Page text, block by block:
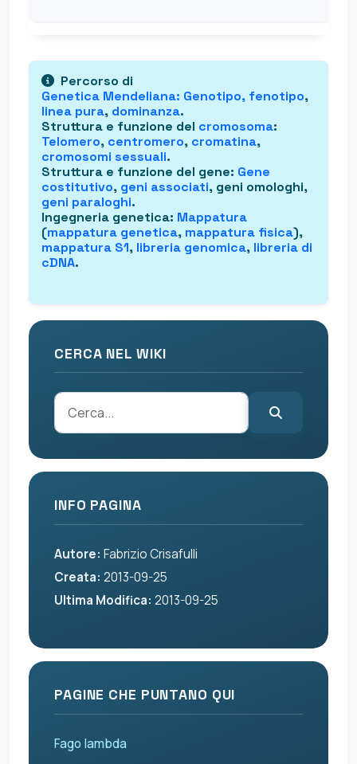
Percorso di
Genetica Mendeliana: Genotipo, fenotipo,
linea pura, dominanza.
Struttura e funzione del cromosoma:
Telomero, centromero, cromatina,
cromosomi sessuali.
Struttura e funzione del gene: Gene
costitutivo, geni associati, geni omologhi,
geni paraloghi.
Ingegneria genetica: Mappatura
(mappatura genetica, mappatura fisica),
mappatura S1, libreria genomica, libreria di
cDNA.
CERCA NEL WIKI
INFO PAGINA
Autore: Fabrizio Crisafulli
Creata: 2013-09-25
Ultima Modifica: 2013-09-25
PAGINE CHE PUNTANO QUI
Fago lambda